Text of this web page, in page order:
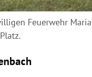
Feuerwehr